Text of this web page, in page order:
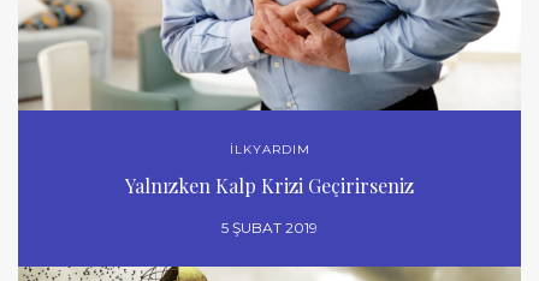
İLKYARDIM
Yalnızken Kalp Krizi Geçirirseniz
5 ŞUBAT 2019